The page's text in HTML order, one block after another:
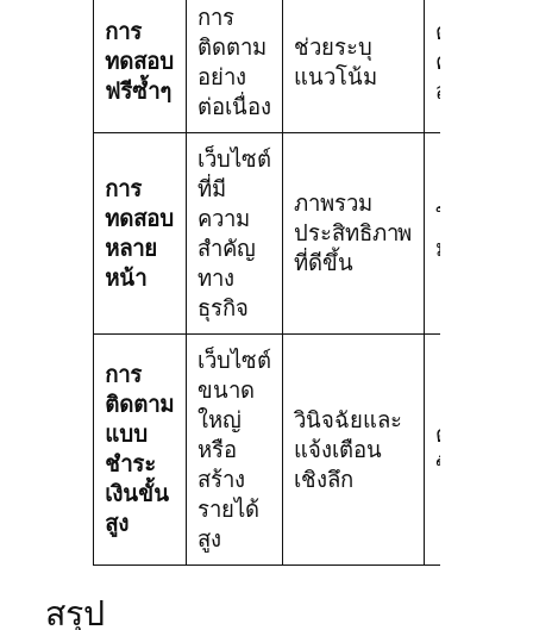
การ
ทดสอบ
ฟรีซ้ำๆ
การ
ติดตาม
อย่าง
ต่อเนื่อง
ช่วยระบุ
แนวโน้ม
ต้องการ
ความ
สม่ำเสมอ
การ
ทดสอบ
หลาย
หน้า
เว็บไซต์
ที่มี
ความ
สำคัญ
ทาง
ธุรกิจ
ภาพรวม
ประสิทธิภาพ
ที่ดีขึ้น
ใช้เวลา
มากขึ้น
การ
ติดตาม
แบบ
ชำระ
เงินขั้น
สูง
เว็บไซต์
ขนาด
ใหญ่
หรือ
สร้าง
รายได้
สูง
วินิจฉัยและ
แจ้งเตือน
เชิงลึก
ต้นทุนสูง
ขึ้น
สรุป